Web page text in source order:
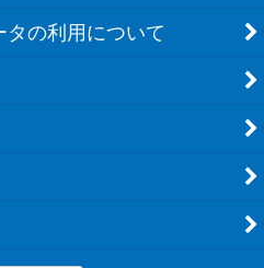
の利用について